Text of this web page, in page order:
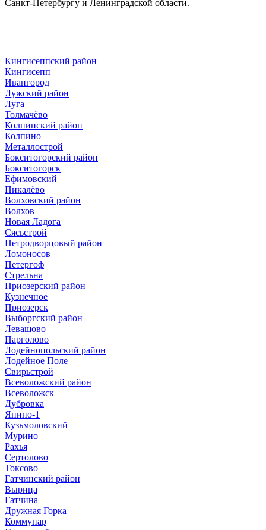
Санкт-Петербургу и Ленинградской области.
Кингисеппский район
Кингисепп
Ивангород
Лужский район
Луга
Толмачёво
Колпинский район
Колпино
Металлострой
Бокситогорский район
Бокситогорск
Ефимовский
Пикалёво
Волховский район
Волхов
Новая Ладога
Сясьстрой
Петродворцовый район
Ломоносов
Петергоф
Стрельна
Приозерский район
Кузнечное
Приозерск
Выборгский район
Левашово
Парголово
Лодейнопольский район
Лодейное Поле
Свирьстрой
Всеволожский район
Всеволожск
Дубровка
Янино-1
Кузьмоловский
Мурино
Рахья
Сертолово
Токсово
Гатчинский район
Вырица
Гатчина
Дружная Горка
Коммунар